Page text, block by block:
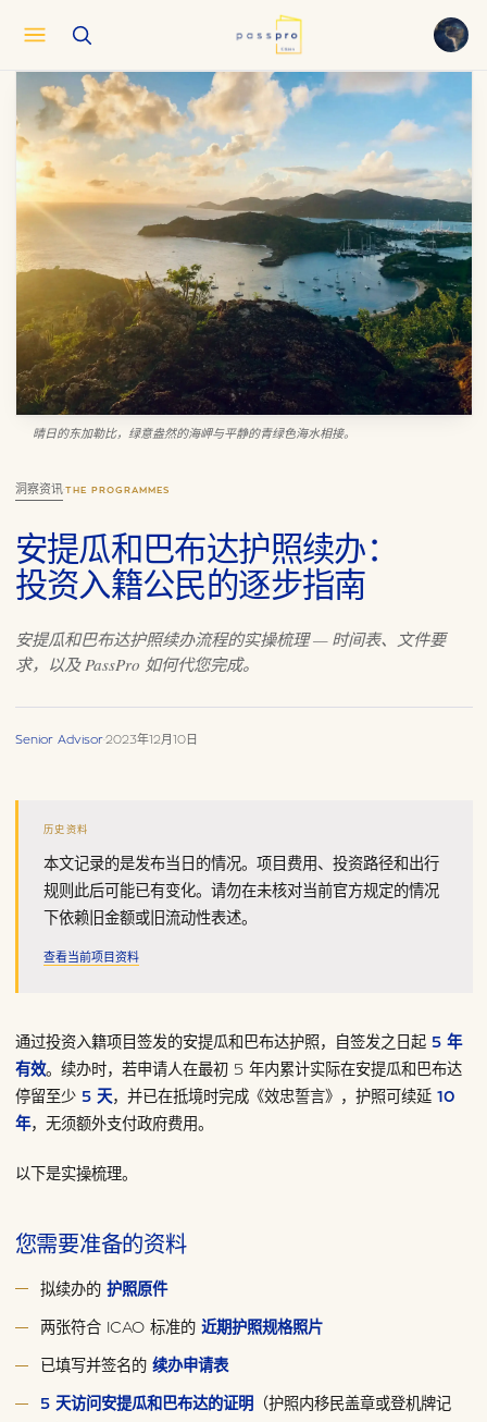
English
FR Français
RU Русский
ZH 中文
TR Türkçe
洞察资讯·THE PROGRAMMES
安提瓜和巴布达护照续办：
投资入籍公民的逐步指南
安提瓜和巴布达护照续办流程的实操梳理 — 时间表、文件要
求，以及 PassPro 如何代您完成。
Senior Advisor·2023年12月10日
晴日的东加勒比，绿意盎然的海岬与平静的青绿色海水相接。
历史资料
本文记录的是发布当日的情况。项目费用、投资路径和出行
规则此后可能已有变化。请勿在未核对当前官方规定的情况
下依赖旧金额或旧流动性表述。
查看当前项目资料
通过投资入籍项目签发的安提瓜和巴布达护照，自签发之日起 5 年
有效。续办时，若申请人在最初 5 年内累计实际在安提瓜和巴布达
停留至少 5 天，并已在抵境时完成《效忠誓言》，护照可续延 10
年，无须额外支付政府费用。
以下是实操梳理。
您需要准备的资料
拟续办的护照原件
两张符合 ICAO 标准的近期护照规格照片
已填写并签名的续办申请表
5 天访问安提瓜和巴布达的证明 （护照内移民盖章或登机牌记